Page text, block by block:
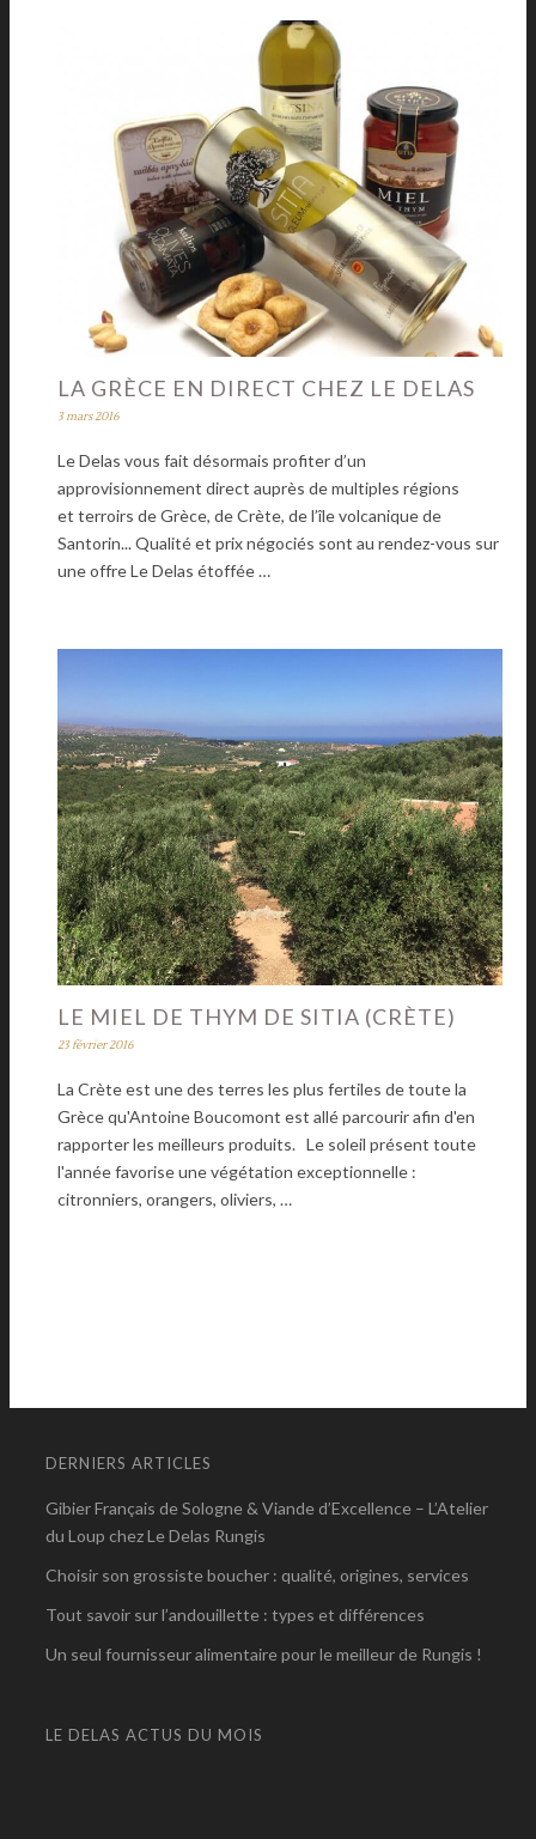
LA GRÈCE EN DIRECT CHEZ LE DELAS
3 mars 2016
Le Delas vous fait désormais profiter d’un
approvisionnement direct auprès de multiples régions
et terroirs de Grèce, de Crète, de l’île volcanique de
Santorin... Qualité et prix négociés sont au rendez-vous sur
une offre Le Delas étoffée …
LE MIEL DE THYM DE SITIA (CRÈTE)
23 février 2016
La Crète est une des terres les plus fertiles de toute la
Grèce qu'Antoine Boucomont est allé parcourir afin d'en
rapporter les meilleurs produits. Le soleil présent toute
l'année favorise une végétation exceptionnelle :
citronniers, orangers, oliviers, …
DERNIERS ARTICLES
Gibier Français de Sologne & Viande d’Excellence – L’Atelier
du Loup chez Le Delas Rungis
Choisir son grossiste boucher : qualité, origines, services
Tout savoir sur l’andouillette : types et différences
Un seul fournisseur alimentaire pour le meilleur de Rungis !
LE DELAS ACTUS DU MOIS